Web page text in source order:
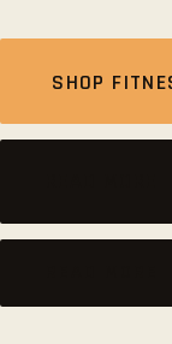
SHOP